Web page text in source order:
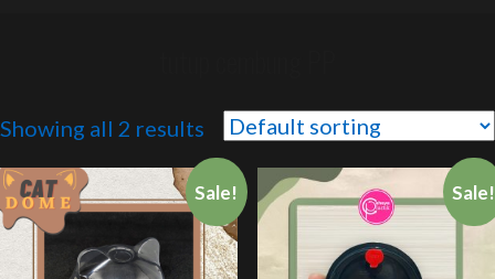
Showing all 2 results
Sale! Sale!